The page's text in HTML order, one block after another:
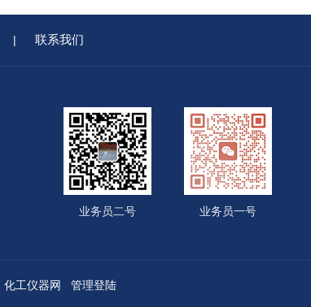
| 联系我们
业务员一号
业务员二号
化工仪器网 管理登陆